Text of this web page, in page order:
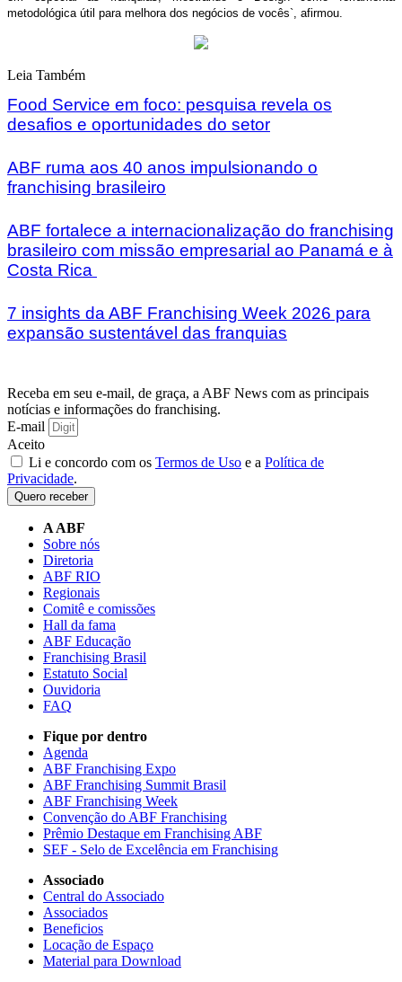
metodológica útil para melhora dos negócios de vocês`, afirmou.
Leia Também
Food Service em foco: pesquisa revela os
desafios e oportunidades do setor
ABF ruma aos 40 anos impulsionando o
franchising brasileiro
ABF fortalece a internacionalização do franchising
brasileiro com missão empresarial ao Panamá e à
Costa Rica
7 insights da ABF Franchising Week 2026 para
expansão sustentável das franquias
Receba em seu e-mail, de graça, a ABF News com as principais
notícias e informações do franchising.
E-mail
Aceito
Li e concordo com os Termos de Uso e a Política de
Privacidade.
Quero receber
A ABF
Sobre nós
Diretoria
ABF RIO
Regionais
Comitê e comissões
Hall da fama
ABF Educação
Franchising Brasil
Estatuto Social
Ouvidoria
FAQ
Fique por dentro
Agenda
ABF Franchising Expo
ABF Franchising Summit Brasil
ABF Franchising Week
Convenção do ABF Franchising
Prêmio Destaque em Franchising ABF
SEF - Selo de Excelência em Franchising
Associado
Central do Associado
Associados
Beneficios
Locação de Espaço
Material para Download